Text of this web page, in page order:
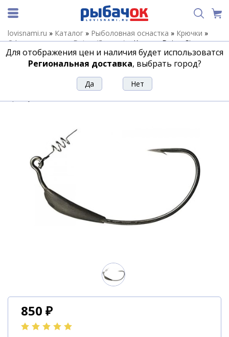
lovisnami.ru » Каталог » Рыболовная оснастка » Крючки »
Офсетные крючки Daiwa (Япония)»Крючок Daiwa Steez
Weighted Hook SS#7/0 3/16OZ(2pcs)
Крючок Daiwa Steez Weighted Hook
SS#7/0 3/16OZ(2pcs)
850 ₽
Для отображения цен и наличия будет использоватся
Региональная доставка, выбрать город?